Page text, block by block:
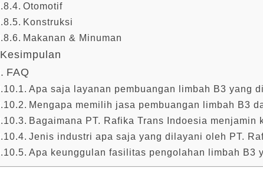
Otomotif
Konstruksi
Makanan & Minuman
Kesimpulan
FAQ
Apa saja layanan pembuangan limbah B3 yang
Mengapa memilih jasa pembuangan limbah B3
Bagaimana PT. Rafika Trans Indoesia
Jenis industri apa saja yang dilayani oleh PT.
Apa keunggulan fasilitas pengolahan limbah B3